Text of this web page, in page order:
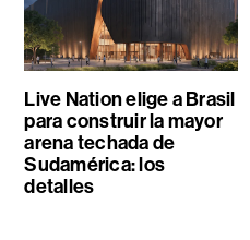
Live Nation elige a Brasil
para construir la mayor
arena techada de
Sudamérica: los
detalles